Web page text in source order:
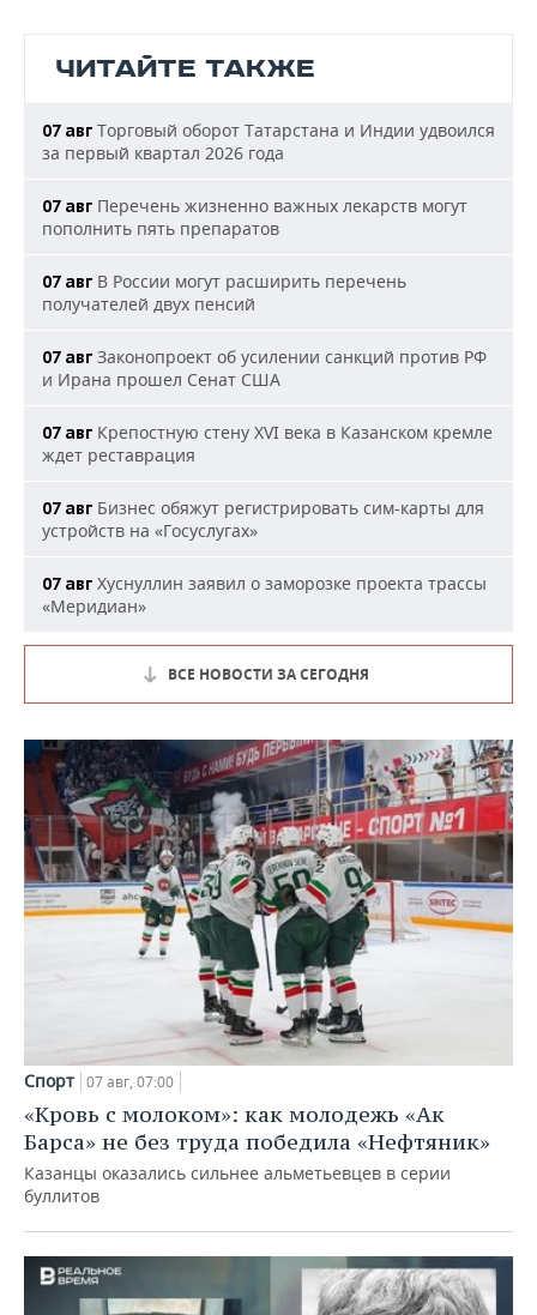
ЧИТАЙТЕ ТАКЖЕ
07 авг Торговый оборот Татарстана и Индии удвоился
за первый квартал 2026 года
07 авг Перечень жизненно важных лекарств могут
пополнить пять препаратов
07 авг В России могут расширить перечень
получателей двух пенсий
07 авг Законопроект об усилении санкций против РФ
и Ирана прошел Сенат США
07 авг Крепостную стену XVI века в Казанском кремле
ждет реставрация
07 авг Бизнес обяжут регистрировать сим-карты для
устройств на «Госуслугах»
07 авг Хуснуллин заявил о заморозке проекта трассы
«Меридиан»
ВСЕ НОВОСТИ ЗА СЕГОДНЯ
Спорт 07 авг, 07:00
«Кровь с молоком»: как молодежь «Ак
Барса» не без труда победила «Нефтяник»
Казанцы оказались сильнее альметьевцев в серии
буллитов